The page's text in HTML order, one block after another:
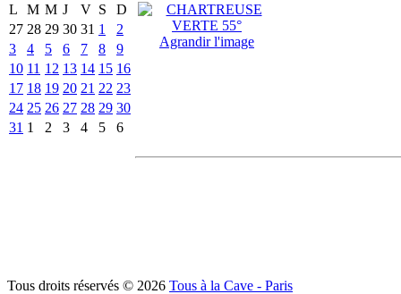
L
M M J V S
D
27 28 29 30 31 1
2
3
4 5 6 7 8
9
10 11 12 13 14 15 16
17 18 19 20 21 22 23
24 25 26 27 28 29 30
31 1 2 3 4 5 6
Agrandir l'image
Tous droits réservés © 2026 Tous à la Cave - Paris